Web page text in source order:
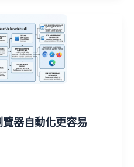
器自動化更容易